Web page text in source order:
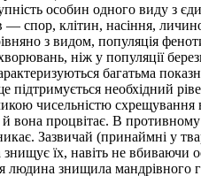
особин одного виду з
— спор, клітин, насіння,
з видом, популяція
ніж у популяції
багатьма
підтримується необхідний
чисельністю
вона процвітає. В
Зазвичай (принаймні у
знищує їх, навіть не вбиваючи
знищила мандрівного